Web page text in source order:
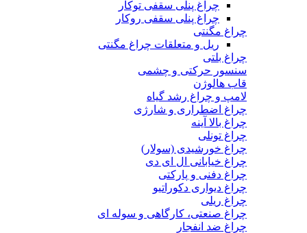
چراغ پنلی سقفی توکار
چراغ پنلی سقفی روکار
چراغ مگنتی
ریل و متعلقات چراغ مگنتی
چراغ بلتی
سنسور حرکتی و چشمی
قاب هالوژن
لامپ و چراغ رشد گیاه
چراغ اضطراری و شارژی
چراغ بالا آینه
چراغ تونلی
چراغ خورشیدی (سولار)
چراغ خیابانی ال ای دی
چراغ دفنی و پارکتی
چراغ دیواری دکوراتیو
چراغ ریلی
چراغ صنعتی، کارگاهی و سوله ای
چراغ ضد انفجار